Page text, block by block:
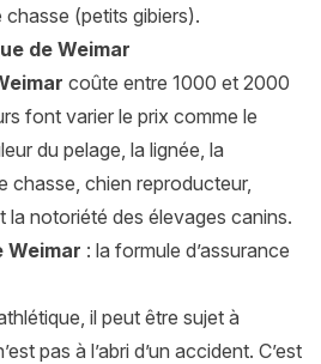
(petits gibiers).
de Weimar
coûte entre 1000 et 2000
font varier le prix comme le
du pelage, la lignée, la
chasse, chien reproducteur,
la notoriété des élevages canins.
Weimar : la formule d’assurance
il peut être sujet à
pas à l’abri d’un accident. C’est